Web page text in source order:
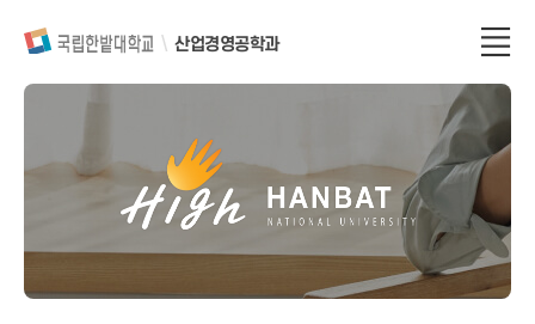
산업경영공학과